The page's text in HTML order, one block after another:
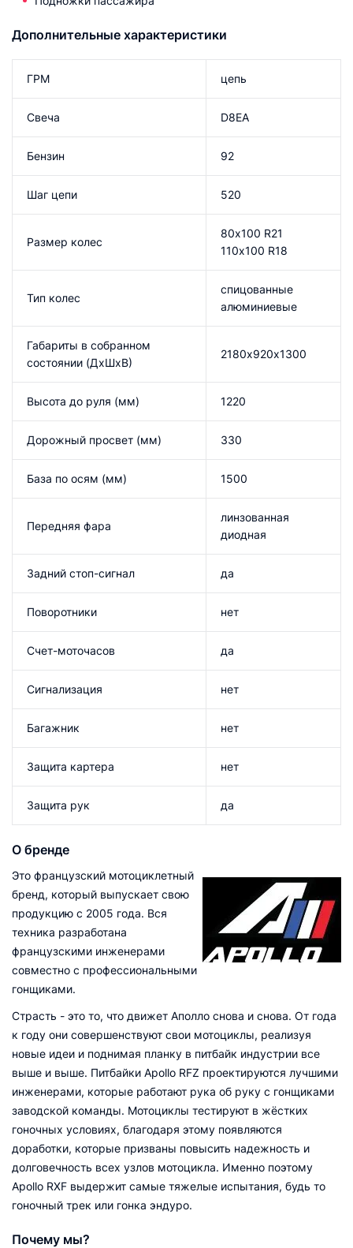
Дополнительные характеристики
ГРМ цепь
Свеча D8EA
Бензин 92
Шаг цепи 520
Размер колес
80х100 R21
110х100 R18
Тип колес
спицованные
алюминиевые
Габариты в собранном
состоянии (ДхШхВ)
2180х920х1300
Высота до руля (мм) 1220
Дорожный просвет (мм) 330
База по осям (мм) 1500
Передняя фара
линзованная
диодная
Задний стоп-сигнал да
Поворотники нет
Счет-моточасов да
Сигнализация нет
Багажник нет
Защита картера нет
Защита рук да
О бренде
Это французский мотоциклетный
бренд, который выпускает свою
продукцию с 2005 года. Вся
техника разработана
французскими инженерами
совместно с профессиональными
гонщиками.
Страсть - это то, что движет Аполло снова и снова. От года
к году они совершенствуют свои мотоциклы, реализуя
новые идеи и поднимая планку в питбайк индустрии все
выше и выше. Питбайки Apollo RFZ проектируются лучшими
инженерами, которые работают рука об руку с гонщиками
заводской команды. Мотоциклы тестируют в жёстких
гоночных условиях, благодаря этому появляются
доработки, которые призваны повысить надежность и
долговечность всех узлов мотоцикла. Именно поэтому
Apollo RXF выдержит самые тяжелые испытания, будь то
гоночный трек или гонка эндуро.
Почему мы?